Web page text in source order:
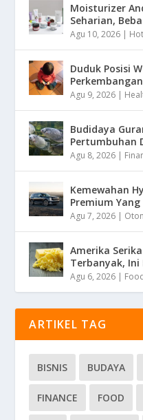
Moisturizer
Seharian,
Agu 10, 2026 | Hot
Duduk Posisi
Agu 9, 2026 |
Budidaya
Pertumbuhan
Agu 8, 2026 |
Kemewahan
Premium
Agu 7, 2026 |
Amerika
Terbanyak, Ini
Agu 6, 2026 |
ARTIKEL TAG
BISNIS BUDAYA
FINANCE FOOD